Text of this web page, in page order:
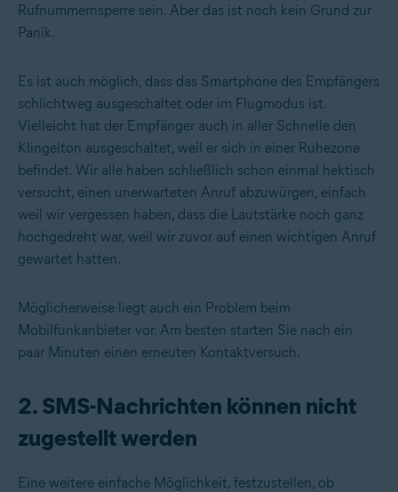
Rufnummernsperre sein. Aber das ist noch kein Grund zur
Panik.
Es ist auch möglich, dass das Smartphone des Empfängers
schlichtweg ausgeschaltet oder im Flugmodus ist.
Vielleicht hat der Empfänger auch in aller Schnelle den
Klingelton ausgeschaltet, weil er sich in einer Ruhezone
befindet. Wir alle haben schließlich schon einmal hektisch
versucht, einen unerwarteten Anruf abzuwürgen, einfach
weil wir vergessen haben, dass die Lautstärke noch ganz
hochgedreht war, weil wir zuvor auf einen wichtigen Anruf
gewartet hatten.
Möglicherweise liegt auch ein Problem beim
Mobilfunkanbieter vor. Am besten starten Sie nach ein
paar Minuten einen erneuten Kontaktversuch.
2. SMS-Nachrichten können nicht
zugestellt werden
Eine weitere einfache Möglichkeit, festzustellen, ob